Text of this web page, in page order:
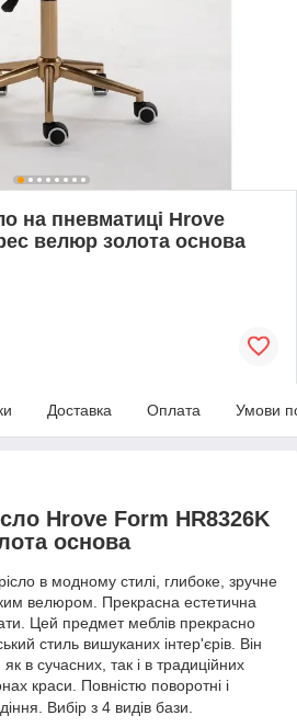
на пневматиці Hrove
велюр золота основа
Доставка Оплата Умови
Hrove Form HR8326K
основа
в модному стилі, глибоке, зручне
велюром. Прекрасна естетична
Цей предмет меблів прекрасно
стиль вишуканих інтер'єрів. Він
в сучасних, так і в традиційних
краси. Повністю поворотні і
Вибір з 4 видів бази.